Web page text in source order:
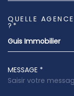
QUELLE
?*
Guis Immobilier
MESSAGE *